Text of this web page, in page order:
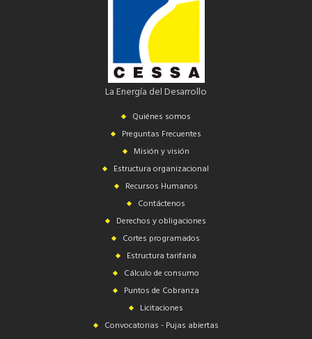
La Energía del Desarrollo
Quiénes somos
Preguntas Frecuentes
Misión y visión
Estructura organizacional
Recursos Humanos
Contáctenos
Derechos y obligaciones
Cortes programados
Estructura tarifaria
Cálculo de consumo
Puntos de Cobranza
Licitaciones
Convocatorias - Pujas abiertas